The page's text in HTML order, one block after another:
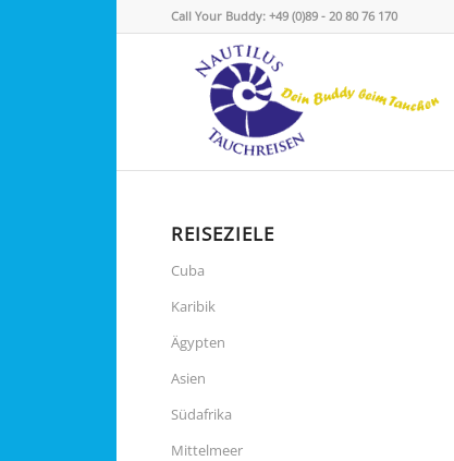
Call Your Buddy: +49 (0)89 - 20 80 76 170
REISEZIELE
Cuba
Karibik
Ägypten
Asien
Südafrika
Mittelmeer